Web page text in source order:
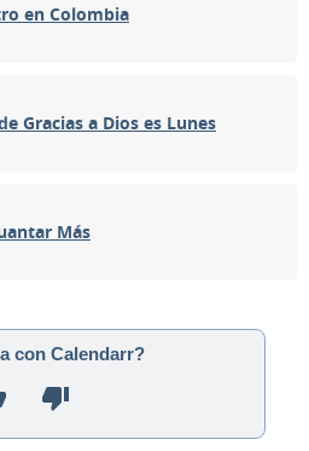
en Colombia
Gracias a Dios es Lunes
Más
con Calendarr?